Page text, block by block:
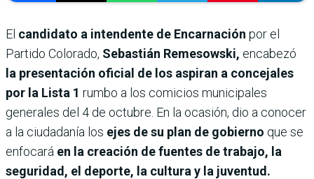
El candidato a intendente de Encarnación por el
Partido Colorado, Sebastián Remesowski, encabezó
la presentación oficial de los aspiran a concejales
por la Lista 1 rumbo a los comicios municipales
generales del 4 de octubre. En la ocasión, dio a conocer
a la ciudadanía los ejes de su plan de gobierno que se
enfocará en la creación de fuentes de trabajo, la
seguridad, el deporte, la cultura y la juventud.